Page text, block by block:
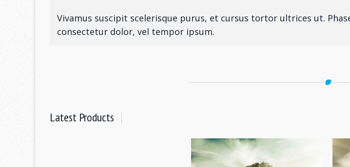
Vivamus suscipit scelerisque purus, et cursus tortor ultrices ut.
consectetur dolor, vel tempor ipsum.
Latest Products